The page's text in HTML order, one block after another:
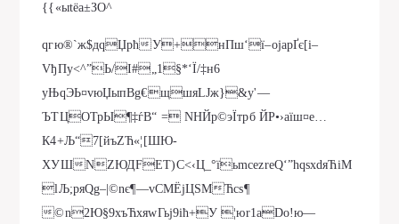
{{«ыtёа±ЗО^
qгю®`ж$дqЏрћУ+нПш‘ї–­oјарҐє[i–
VђПy<^”Ь/I#„1§*‘Ї/‡н6
yЊqЭЬ¤vюЏыпBg€щшяLЈж}&у'—
ЪТЦOТрЫ¶‡ѓВ“ = NHЙр©эЇтрб ЙP•›аїш¤e…
К4+Љ“7[йъZЋ«¦[ШЮ­
ХУШNZЮДFET)C<‹Ц_°їьmсezreQ‘”hqsхdяЋіМ
lЉ;ряQg–|©nє¶—vСMЁjЦSMЋсs¶
©n2Ю§9xъЋxяwГьј9іћ+У ¦юr1aDo!ю—